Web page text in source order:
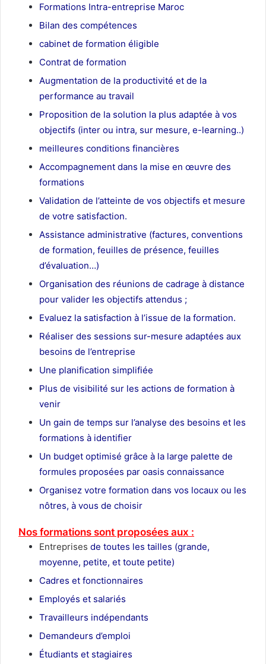
Formations Intra-entreprise Maroc
Bilan des compétences
cabinet de formation éligible
Contrat de formation
Augmentation de la productivité et de la
performance au travail
Proposition de la solution la plus adaptée à vos
objectifs (inter ou intra, sur mesure, e-learning..)
meilleures conditions financières
Accompagnement dans la mise en œuvre des
formations
Validation de l’atteinte de vos objectifs et mesure
de votre satisfaction.
Assistance administrative (factures, conventions
de formation, feuilles de présence, feuilles
d’évaluation…)
Organisation des réunions de cadrage à distance
pour valider les objectifs attendus ;
Evaluez la satisfaction à l’issue de la formation.
Réaliser des sessions sur-mesure adaptées aux
besoins de l’entreprise
Une planification simplifiée
Plus de visibilité sur les actions de formation à
venir
Un gain de temps sur l’analyse des besoins et les
formations à identifier
Un budget optimisé grâce à la large palette de
formules proposées par oasis connaissance
Organisez votre formation dans vos locaux ou les
nôtres, à vous de choisir
Nos formations sont proposées aux :
Entreprises de toutes les tailles (grande,
moyenne, petite, et toute petite)
Cadres et fonctionnaires
Employés et salariés
Travailleurs indépendants
Demandeurs d’emploi
Étudiants et stagiaires